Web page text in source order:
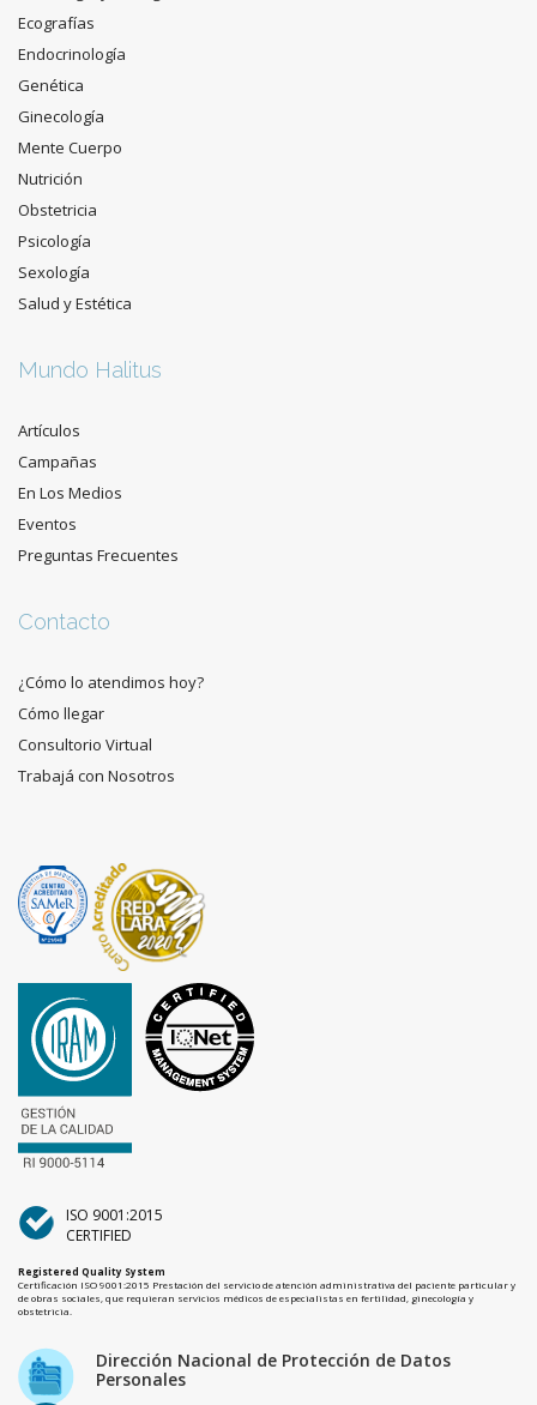
Ecografías
Endocrinología
Genética
Ginecología
Mente Cuerpo
Nutrición
Obstetricia
Psicología
Sexología
Salud y Estética
Mundo Halitus
Artículos
Campañas
En Los Medios
Eventos
Preguntas Frecuentes
Contacto
¿Cómo lo atendimos hoy?
Cómo llegar
Consultorio Virtual
Trabajá con Nosotros
ISO 9001:2015
CERTIFIED
Registered Quality System
Certificación ISO 9001:2015 Prestación del servicio de atención administrativa del paciente particular y
de obras sociales, que requieran servicios médicos de especialistas en fertilidad, ginecología y
obstetricia.
Dirección Nacional de Protección de Datos
Personales